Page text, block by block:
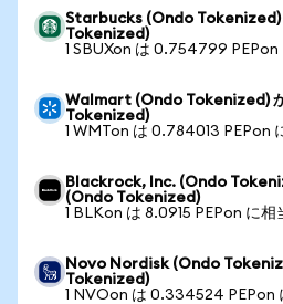
Starbucks (Ondo Tokenized)
Tokenized)
1 SBUXon は 0.754799 PEPon
Walmart (Ondo Tokenized)
Tokenized)
1 WMTon は 0.784013 PEPon
Blackrock, Inc. (Ondo
(Ondo Tokenized)
1 BLKon は 8.0915 PEPon に相
Novo Nordisk (Ondo
Tokenized)
1 NVOon は 0.334524 PEPon